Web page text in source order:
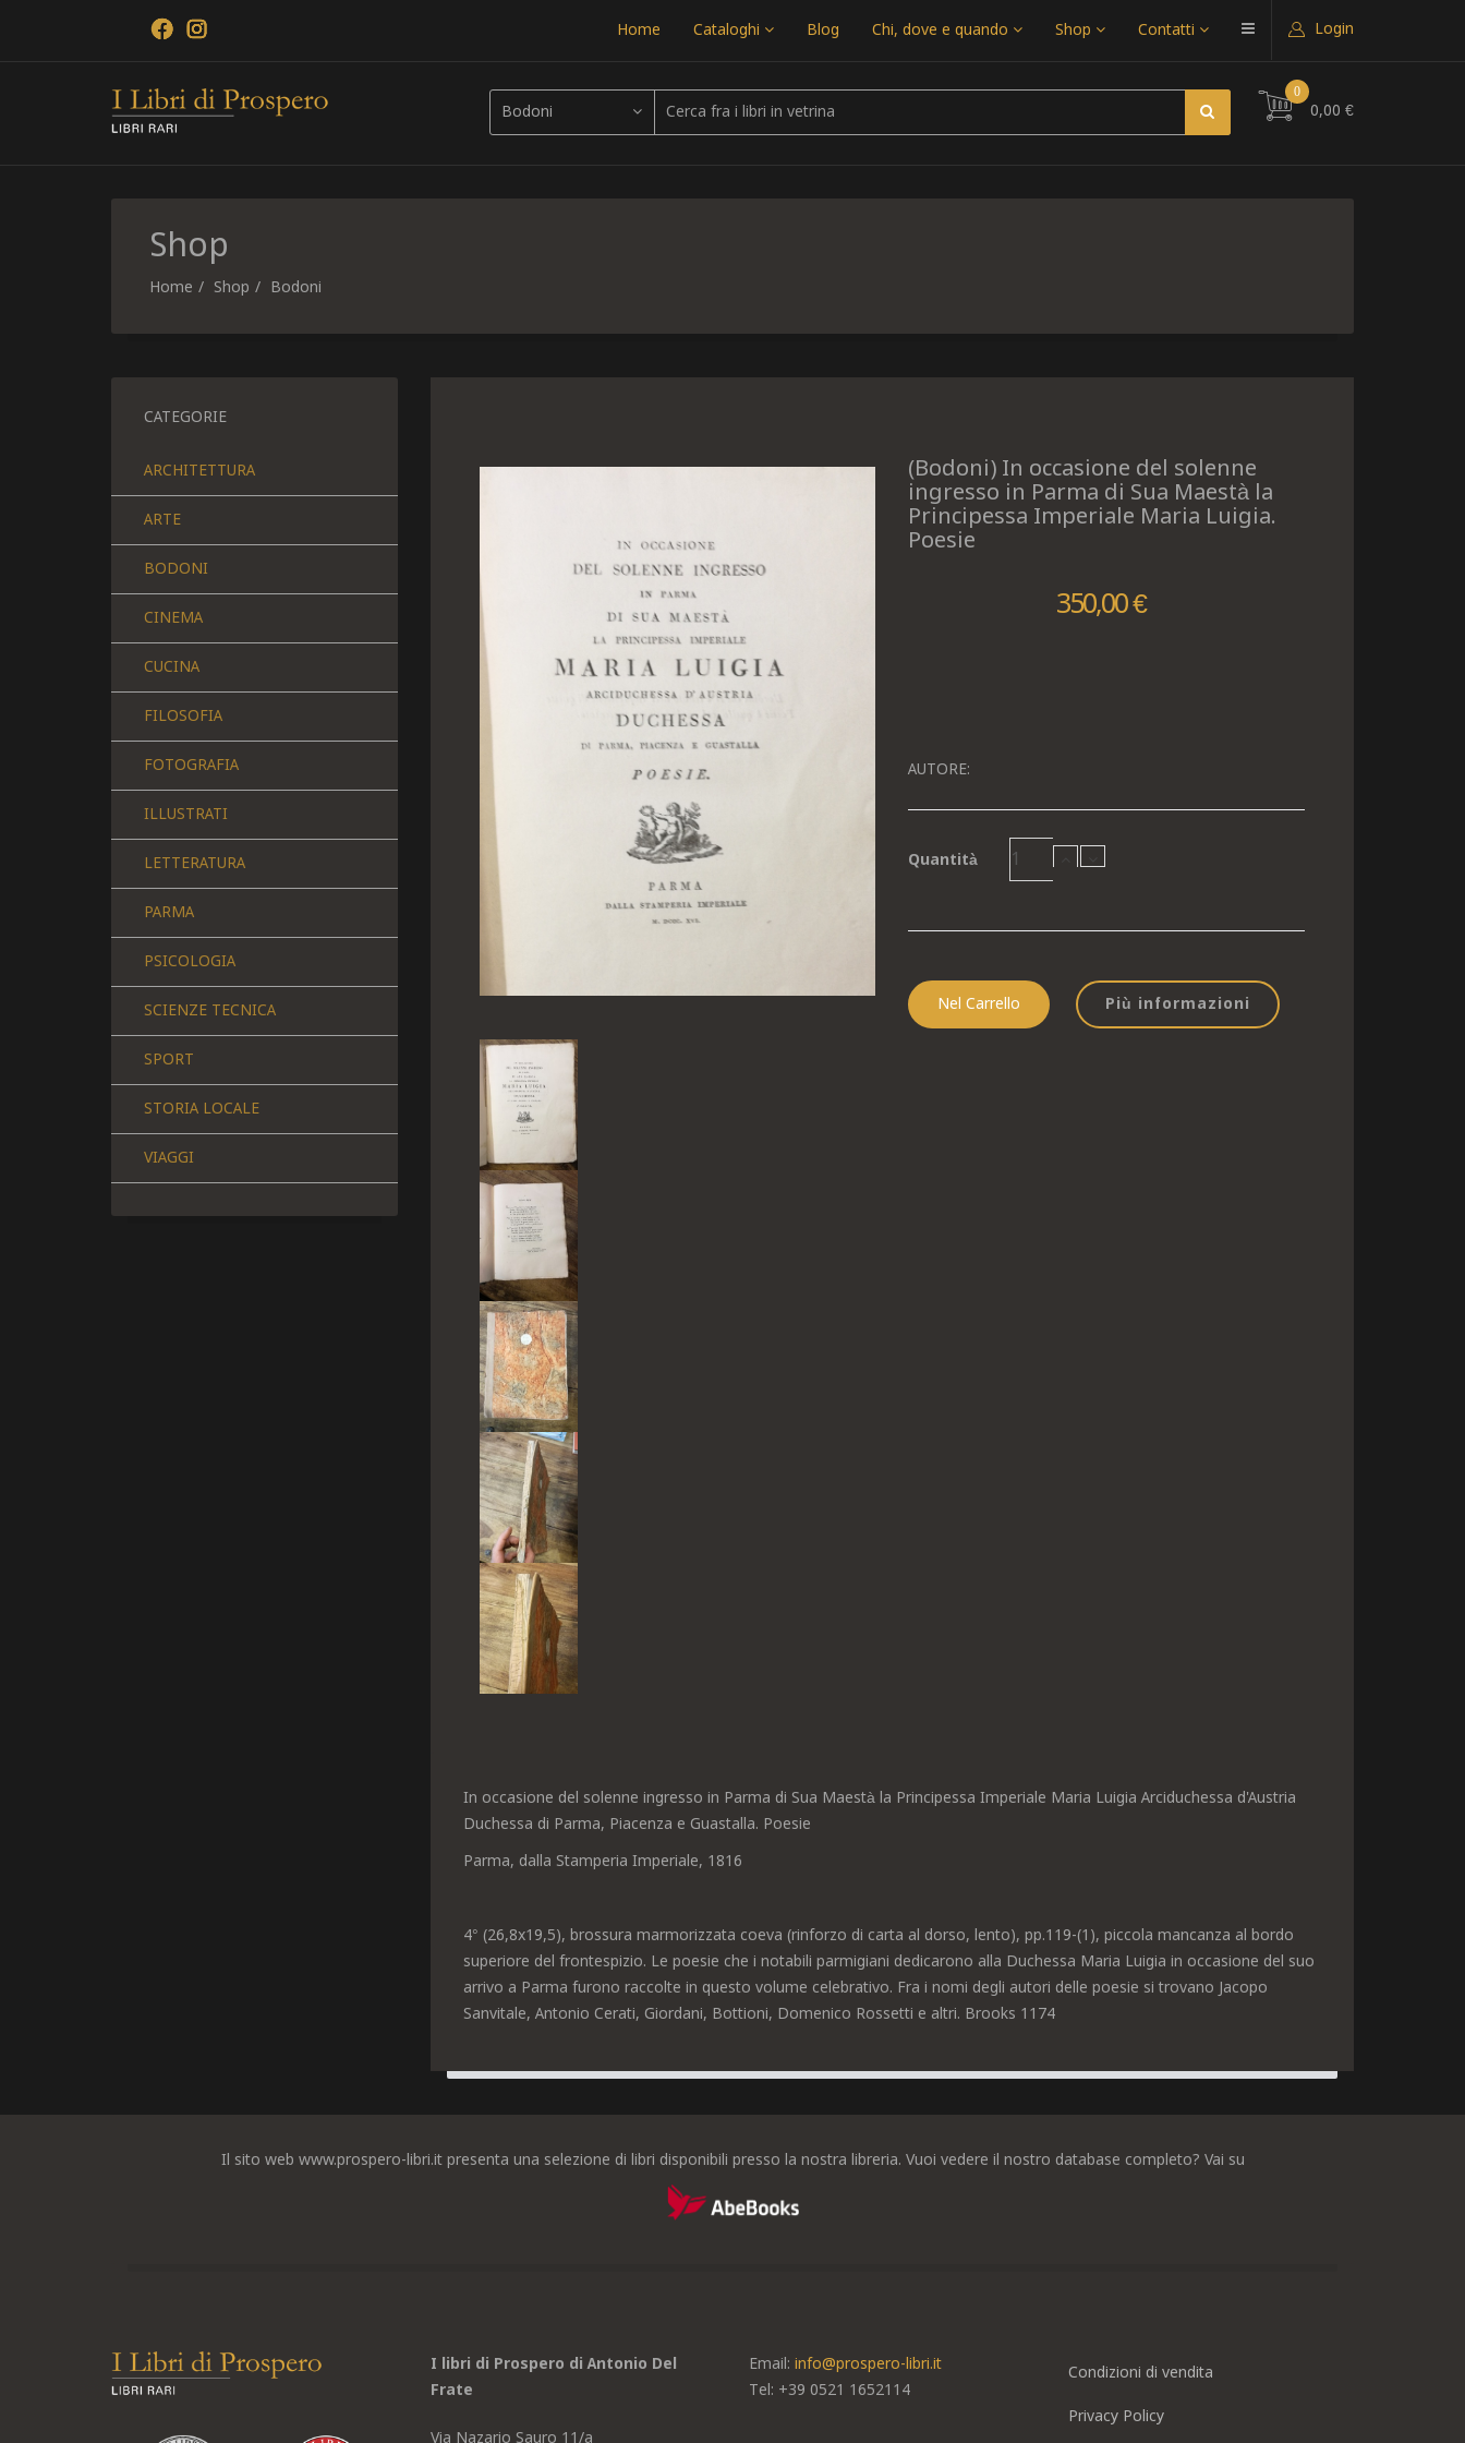
Home Cataloghi Blog Chi, dove e quando Shop Contatti Login
0
0,00 €
Bodoni
Shop
Home Shop Bodoni
CATEGORIE
ARCHITETTURA
ARTE
BODONI
CINEMA
CUCINA
FILOSOFIA
FOTOGRAFIA
ILLUSTRATI
LETTERATURA
PARMA
PSICOLOGIA
SCIENZE TECNICA
SPORT
STORIA LOCALE
VIAGGI
(Bodoni) In occasione del solenne
ingresso in Parma di Sua Maestà la
Principessa Imperiale Maria Luigia.
Poesie
350,00 €
AUTORE:
Quantità
Più informazioni
In occasione del solenne ingresso in Parma di Sua Maestà la Principessa Imperiale Maria Luigia Arciduchessa d'Austria
Duchessa di Parma, Piacenza e Guastalla. Poesie
Parma, dalla Stamperia Imperiale, 1816
4° (26,8x19,5), brossura marmorizzata coeva (rinforzo di carta al dorso, lento), pp.119-(1), piccola mancanza al bordo
superiore del frontespizio. Le poesie che i notabili parmigiani dedicarono alla Duchessa Maria Luigia in occasione del suo
arrivo a Parma furono raccolte in questo volume celebrativo. Fra i nomi degli autori delle poesie si trovano Jacopo
Sanvitale, Antonio Cerati, Giordani, Bottioni, Domenico Rossetti e altri. Brooks 1174
Il sito web www.prospero-libri.it presenta una selezione di libri disponibili presso la nostra libreria. Vuoi vedere il nostro database completo? Vai su
I libri di Prospero di Antonio Del
Frate
Via Nazario Sauro 11/a
Email: info@prospero-libri.it
Tel: +39 0521 1652114
Condizioni di vendita
Privacy Policy